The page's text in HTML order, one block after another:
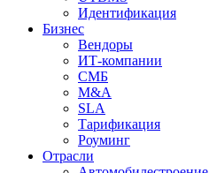
Идентификация
Бизнес
Вендоры
ИТ-компании
СМБ
M&A
SLA
Тарификация
Роуминг
Отрасли